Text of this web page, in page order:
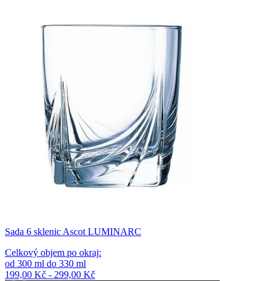
Sada 6 sklenic Ascot LUMINARC
Celkový objem po okraj:
od 300 ml do 330 ml
199,00 Kč - 299,00 Kč